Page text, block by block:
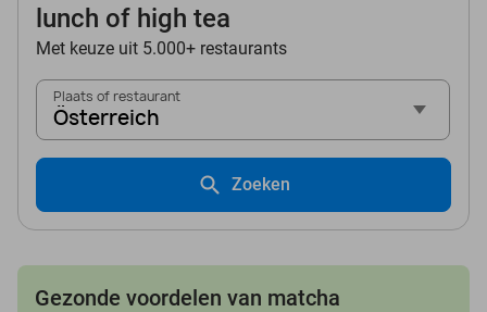
lunch of high tea
Met keuze uit 5.000+ restaurants
Plaats of restaurant
Österreich
Zoeken
Gezonde voordelen van matcha